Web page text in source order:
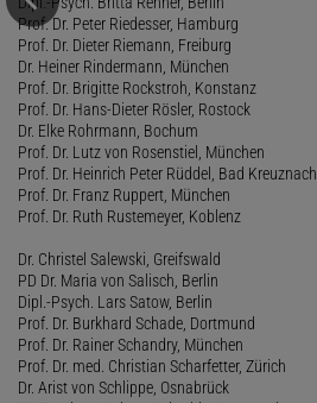
Prof. Dr. Peter Riedesser, Hamburg
Prof. Dr. Dieter Riemann, Freiburg
Dr. Heiner Rindermann, München
Prof. Dr. Brigitte Rockstroh, Konstanz
Prof. Dr. Hans-Dieter Rösler, Rostock
Dr. Elke Rohrmann, Bochum
Prof. Dr. Lutz von Rosenstiel, München
Prof. Dr. Heinrich Peter Rüddel, Bad Kreuznach
Prof. Dr. Franz Ruppert, München
Prof. Dr. Ruth Rustemeyer, Koblenz
Dr. Christel Salewski, Greifswald
PD Dr. Maria von Salisch, Berlin
Dipl.-Psych. Lars Satow, Berlin
Prof. Dr. Burkhard Schade, Dortmund
Prof. Dr. Rainer Schandry, München
Prof. Dr. med. Christian Scharfetter, Zürich
Dr. Arist von Schlippe, Osnabrück